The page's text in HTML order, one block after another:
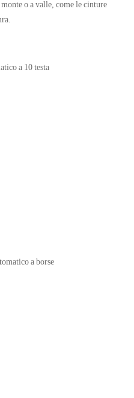
o a valle, come le cinture
a 10 testa
a borse